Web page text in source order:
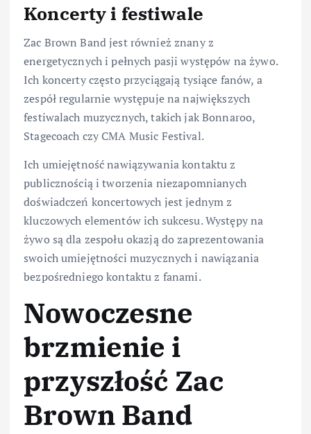
Koncerty i festiwale
Zac Brown Band jest również znany z
energetycznych i pełnych pasji występów na żywo.
Ich koncerty często przyciągają tysiące fanów, a
zespół regularnie występuje na największych
festiwalach muzycznych, takich jak Bonnaroo,
Stagecoach czy CMA Music Festival.
Ich umiejętność nawiązywania kontaktu z
publicznością i tworzenia niezapomnianych
doświadczeń koncertowych jest jednym z
kluczowych elementów ich sukcesu. Występy na
żywo są dla zespołu okazją do zaprezentowania
swoich umiejętności muzycznych i nawiązania
bezpośredniego kontaktu z fanami.
Nowoczesne
brzmienie i
przyszłość Zac
Brown Band